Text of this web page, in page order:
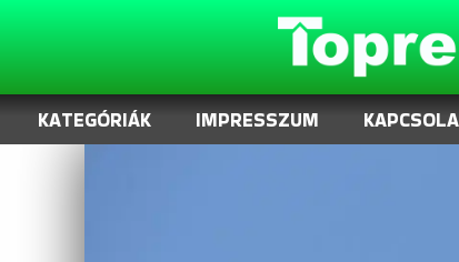
KATEGÓRIÁK IMPRESSZUM